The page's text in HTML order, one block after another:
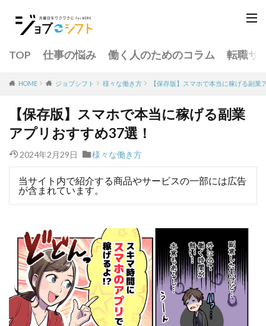
TOP 仕事の悩み 働く人のためのコラム 転職サ
HOME ジョブシフト 様々な働き方 【保存版】スマホで本当に稼げる副業
【保存版】スマホで本当に稼げる副業
アプリおすすめ37選！
2024年2月29日 様々な働き方
当サイト内で紹介する商品やサービスの一部には広告
が含まれています。